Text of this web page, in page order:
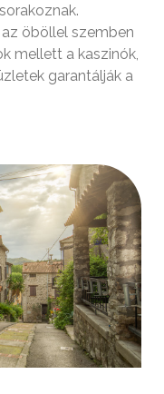
öböllel szemben
mellett a kaszinók,
garantálják a